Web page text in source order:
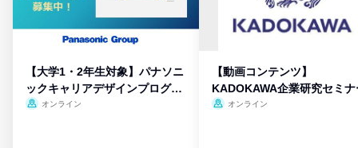
【大学1・2年生対象】パナソニ
ックキャリアデザインプログラ
ム
オンライン
【動画コンテンツ】
KADOKAWA企業研究セミナ
オンライン